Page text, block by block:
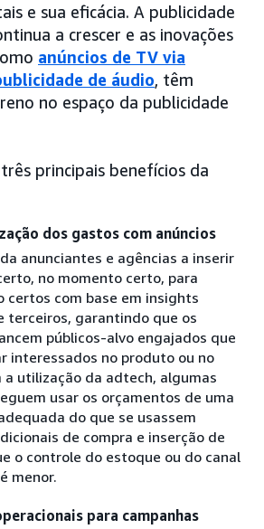
e sua eficácia. A publicidade
a crescer e as inovações
anúncios de TV via
de áudio, têm
no espaço da publicidade
principais benefícios da
dos gastos com anúncios
anunciantes e agências a inserir
no momento certo, para
certos com base em insights
terceiros, garantindo que os
públicos-alvo engajados que
interessados no produto ou no
a utilização da adtech, algumas
usar os orçamentos de uma
do que se usassem
de compra e inserção de
o controle do estoque ou do canal
menor.
para campanhas